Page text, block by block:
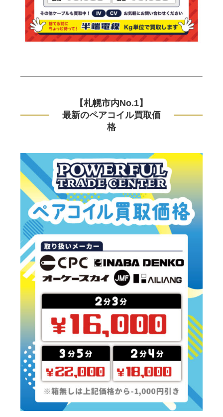
【札幌市内No.1】
最新のペアコイル買取価
格